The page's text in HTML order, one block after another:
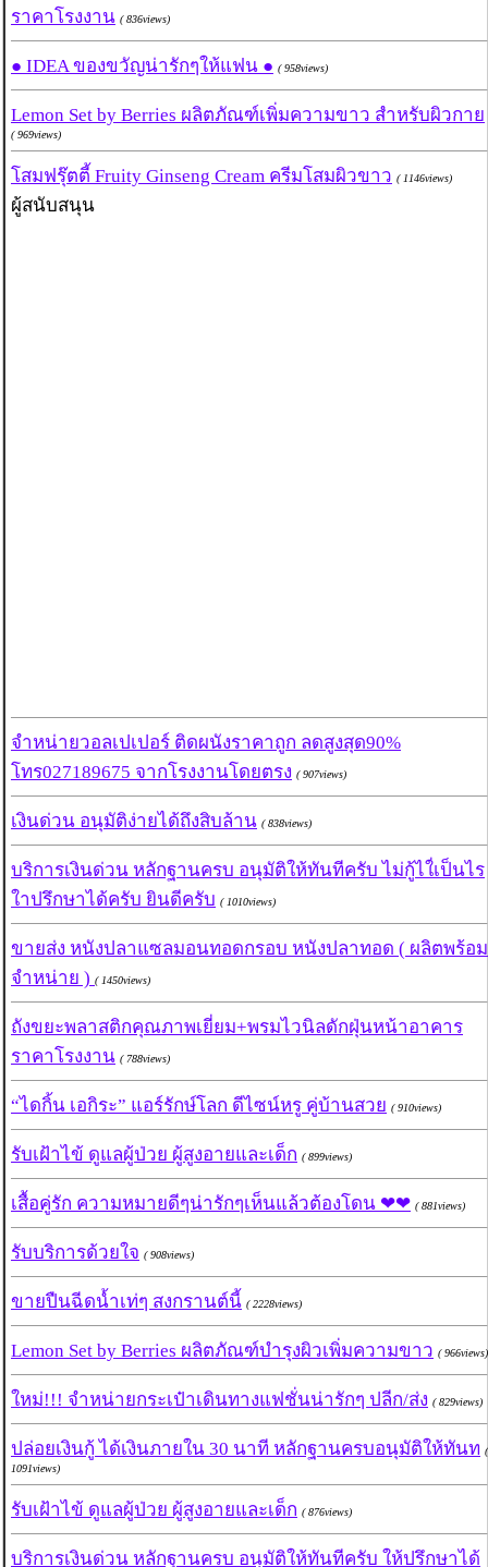
ราคาโรงงาน ( 836views)
● IDEA ของขวัญน่ารักๆให้แฟน ● ( 958views)
Lemon Set by Berries ผลิตภัณฑ์เพิ่มความขาว สำหรับผิวกาย
( 969views)
โสมฟรุ๊ตตี้ Fruity Ginseng Cream ครีมโสมผิวขาว ( 1146views)
ผู้สนับสนุน
จำหน่ายวอลเปเปอร์ ติดผนังราคาถูก ลดสูงสุด90%
โทร027189675 จากโรงงานโดยตรง ( 907views)
เงินด่วน อนุมัติง่ายได้ถึงสิบล้าน ( 838views)
บริการเงินด่วน​ หลักฐานครบ​ อนุมัติ​ให้​ทันที​ครับ​ ไม่กู้ไใ่เป็นไร​
ใาปรึกษาได้ครับ​ ยินดีครับ ( 1010views)
ขายส่ง หนังปลาแซลมอนทอดกรอบ หนังปลาทอด ( ผลิตพร้อม
จำหน่าย ) ( 1450views)
ถังขยะพลาสติกคุณภาพเยี่ยม+พรมไวนิลดักฝุ่นหน้าอาคาร
ราคาโรงงาน ( 788views)
“ไดกิ้น เอกิระ” แอร์รักษ์โลก ดีไซน์หรู คู่บ้านสวย ( 910views)
รับเฝ้าไข้ ดูแลผู้ป่วย ผู้สูงอายและเด็ก ( 899views)
เสื้อคู่รัก ความหมายดีๆน่ารักๆเห็นแล้วต้องโดน ❤❤ ( 881views)
รับบริการด้วยใจ ( 908views)
ขายปืนฉีดน้ำเท่ๆ สงกรานต์นี้ ( 2228views)
Lemon Set by Berries ผลิตภัณฑ์บำรุงผิวเพิ่มความขาว ( 966views)
ใหม่!!! จำหน่ายกระเป๋าเดินทางแฟชั่นน่ารักๆ ปลีก/ส่ง ( 829views)
ปล่อยเงินกู้ ได้เงินภายใน​ 30 นาที​ หลักฐาน​ครบอนุมัติ​ให้​ทันท (
1091views)
รับเฝ้าไข้ ดูแลผู้ป่วย ผู้สูงอายและเด็ก ( 876views)
บริการเงินด่วน​ หลักฐานครบ​ อนุมัติ​ให้​ทันที​ครับ​​ ให้ปรึกษาได้